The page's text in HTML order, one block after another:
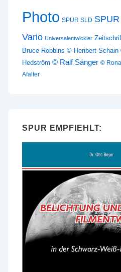
Photo SPUR SLD
Vario Universalentwickler
Bruce Robbins © Heribert Schain
Hedström © Ralf Sänger ©
Afalter
SPUR EMPFIEHLT: